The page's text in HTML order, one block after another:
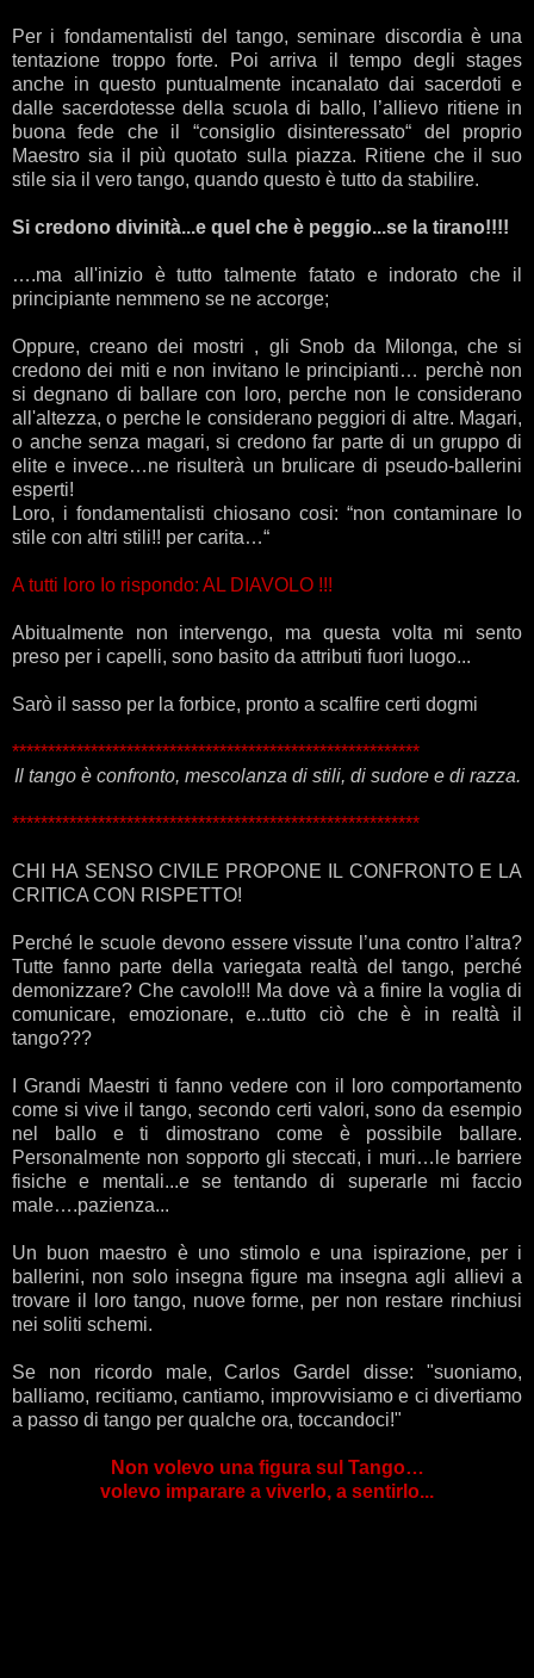
Per i fondamentalisti del tango, seminare discordia è una
tentazione troppo forte. Poi arriva il tempo degli stages
anche in questo puntualmente incanalato dai sacerdoti e
dalle sacerdotesse della scuola di ballo, l’allievo ritiene in
buona fede che il “consiglio disinteressato“ del proprio
Maestro sia il più quotato sulla piazza. Ritiene che il suo
stile sia il vero tango, quando questo è tutto da stabilire.
Si credono divinità...e quel che è peggio...se la tirano!!!!
….ma all'inizio è tutto talmente fatato e indorato che il
principiante nemmeno se ne accorge;
Oppure, creano dei mostri , gli Snob da Milonga, che si
credono dei miti e non invitano le principianti… perchè non
si degnano di ballare con loro, perche non le considerano
all'altezza, o perche le considerano peggiori di altre. Magari,
o anche senza magari, si credono far parte di un gruppo di
elite e invece…ne risulterà un brulicare di pseudo-ballerini
esperti!
Loro, i fondamentalisti chiosano cosi: “non contaminare lo
stile con altri stili!! per carita…“
A tutti loro Io rispondo: AL DIAVOLO !!!
Abitualmente non intervengo, ma questa volta mi sento
preso per i capelli, sono basito da attributi fuori luogo...
Sarò il sasso per la forbice, pronto a scalfire certi dogmi
*********************************************************
Il tango è confronto, mescolanza di stili, di sudore e di razza.
*********************************************************
CHI HA SENSO CIVILE PROPONE IL CONFRONTO E LA
CRITICA CON RISPETTO!
Perché le scuole devono essere vissute l’una contro l’altra?
Tutte fanno parte della variegata realtà del tango, perché
demonizzare? Che cavolo!!! Ma dove và a finire la voglia di
comunicare, emozionare, e...tutto ciò che è in realtà il
tango???
I Grandi Maestri ti fanno vedere con il loro comportamento
come si vive il tango, secondo certi valori, sono da esempio
nel ballo e ti dimostrano come è possibile ballare.
Personalmente non sopporto gli steccati, i muri…le barriere
fisiche e mentali...e se tentando di superarle mi faccio
male….pazienza...
Un buon maestro è uno stimolo e una ispirazione, per i
ballerini, non solo insegna figure ma insegna agli allievi a
trovare il loro tango, nuove forme, per non restare rinchiusi
nei soliti schemi.
Se non ricordo male, Carlos Gardel disse: "suoniamo,
balliamo, recitiamo, cantiamo, improvvisiamo e ci divertiamo
a passo di tango per qualche ora, toccandoci!"
Non volevo una figura sul Tango…
volevo imparare a viverlo, a sentirlo...